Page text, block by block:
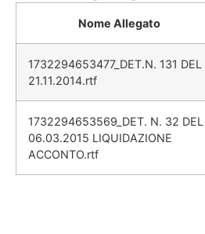
Nome Allegato
1732294653477_DET.N. 131 DEL
21.11.2014.rtf
1732294653569_DET. N. 32 DEL
06.03.2015 LIQUIDAZIONE
ACCONTO.rtf